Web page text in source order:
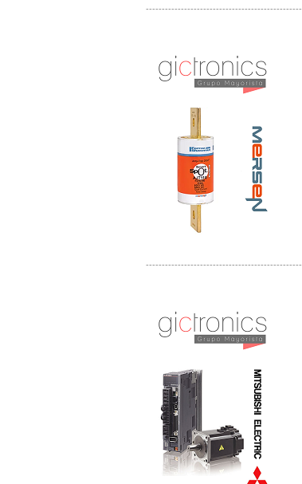
-------------------------------------------------
-------------------------------------------------